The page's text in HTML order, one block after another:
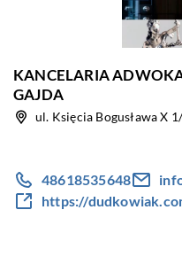
KANCELARIA
GAJDA
ul. Księcia Bogusława X
48618535648
https://